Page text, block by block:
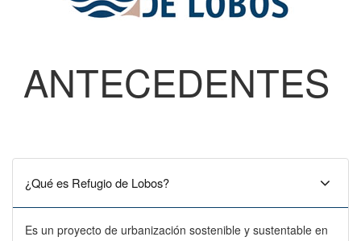
ANTECEDENTES
¿Qué es Refugio de Lobos?
Es un proyecto de urbanización sostenible y sustentable en